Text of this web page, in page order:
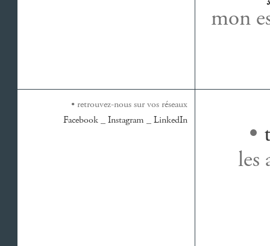
mon
• retrouvez-nous sur vos réseaux
Facebook_ Instagram LinkedIn •
les